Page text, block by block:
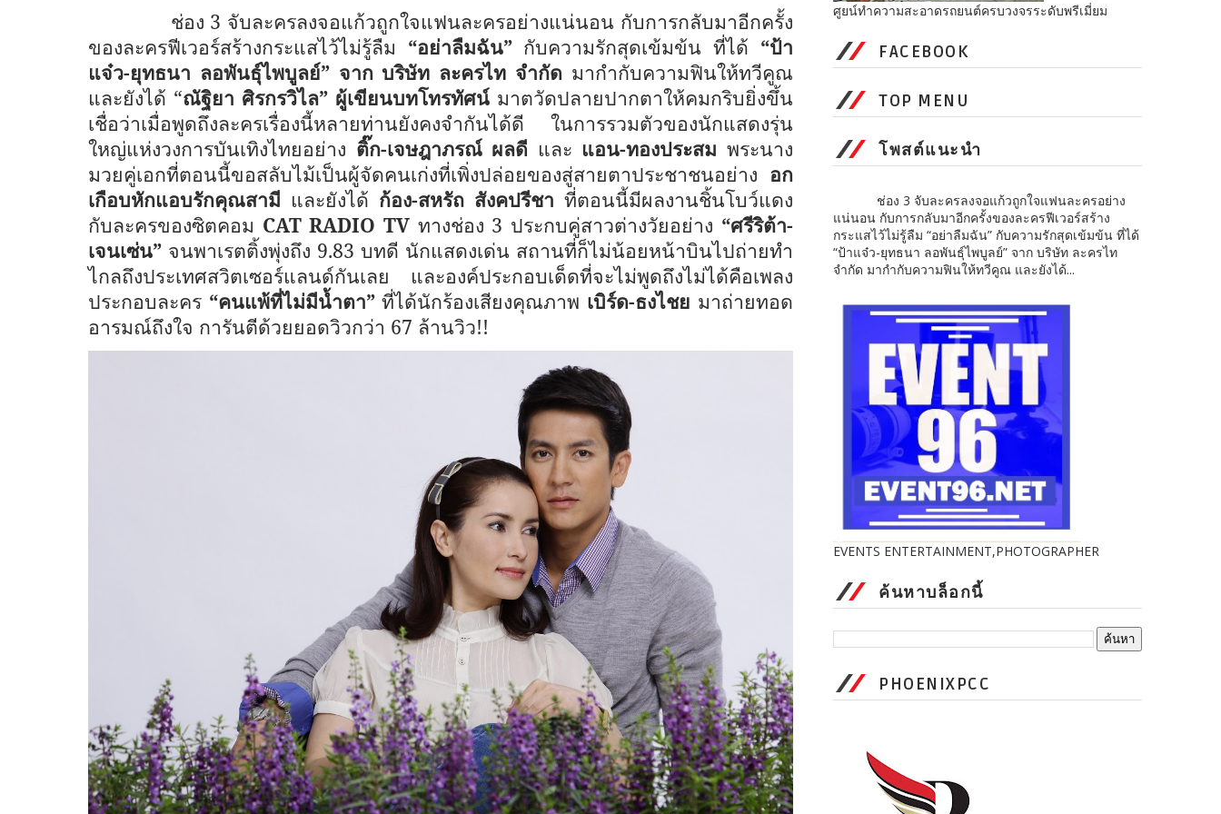
ช่อง 3 จับละครลงจอแก้วถูกใจแฟนละครอย่างแน่นอน กับการกลับมาอีกครั้ง
ของละครฟีเวอร์สร้างกระแสไว้ไม่รู้ลืม “อย่าลืมฉัน” กับความรักสุดเข้มข้น ที่ได้ “ป้า
แจ๋ว-ยุทธนา ลอพันธุ์ไพบูลย์” จาก บริษัท ละครไท จำกัด มากำกับความฟินให้ทวีคูณ
และยังได้ “ณัฐิยา ศิรกรวิไล” ผู้เขียนบทโทรทัศน์มาตวัดปลายปากตาให้คมกริบยิ่งขึ้น
เชื่อว่าเมื่อพูดถึงละครเรื่องนี้หลายท่านยังคงจำกันได้ดี ในการรวมตัวของนักแสดงรุ่น
ใหญ่แห่งวงการบันเทิงไทยอย่าง ติ๊ก-เจษฎาภรณ์ ผลดี และ แอน-ทองประสม พระนาง
มวยคู่เอกที่ตอนนี้ขอสลับไม้เป็นผู้จัดคนเก่งที่เพิ่งปล่อยของสู่สายตาประชาชนอย่าง อก
เกือบหักแอบรักคุณสามี และยังได้ ก้อง-สหรัถ สังคปรีชา ที่ตอนนี้มีผลงานชิ้นโบว์แดง
กับละครของซิตคอม CAT RADIO TVทางช่อง 3 ประกบคู่สาวต่างวัยอย่าง “ศรีริต้า-
เจนเซ่น” จนพาเรตติ้งพุ่งถึง 9.83 บทดี นักแสดงเด่น สถานที่ก็ไม่น้อยหน้าบินไปถ่ายทำ
ไกลถึงประเทศสวิตเซอร์แลนด์กันเลย และองค์ประกอบเด็ดที่จะไม่พูดถึงไม่ได้คือเพลง
ประกอบละคร “คนแพ้ที่ไม่มีน้ำตา”ที่ได้นักร้องเสียงคุณภาพ เบิร์ด-ธงไชย มาถ่ายทอด
อารมณ์ถึงใจ การันตีด้วยยอดวิวกว่า 67 ล้านวิว!!
ศูยน์ทำความสะอาดรถยนต์ครบวงจรระดับพรีเมี่ยม
FACEBOOK
TOP MENU
โพสต์แนะนำ
ช่อง 3 จับละครลงจอแก้วถูกใจแฟนละครอย่าง
แน่นอน กับการกลับมาอีกครั้งของละครฟีเวอร์สร้าง
กระแสไว้ไม่รู้ลืม “อย่าลืมฉัน” กับความรักสุดเข้มข้น ที่ได้
“ป้าแจ๋ว-ยุทธนา ลอพันธุ์ไพบูลย์” จาก บริษัท ละครไท
จำกัด มากำกับความฟินให้ทวีคูณ และยังได้...
EVENTS ENTERTAINMENT,PHOTOGRAPHER
ค้นหาบล็อกนี้
PHOENIXPCC